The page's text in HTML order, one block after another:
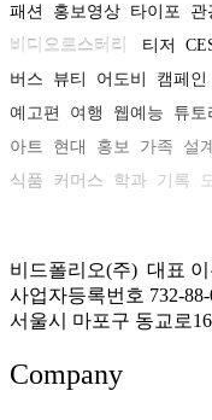
패션
홍보영상 타이포 관
비디오로스터리
티저
버스
뷰티 어도비 캠페인
예고편
여행 웹예능 튜토
아트
현대 홍보 가족 설계
식품
커머스 학과 기록
비드폴리오(주) 대표 이
사업자등록번호 732-88-
서울시 마포구 동교로
Company